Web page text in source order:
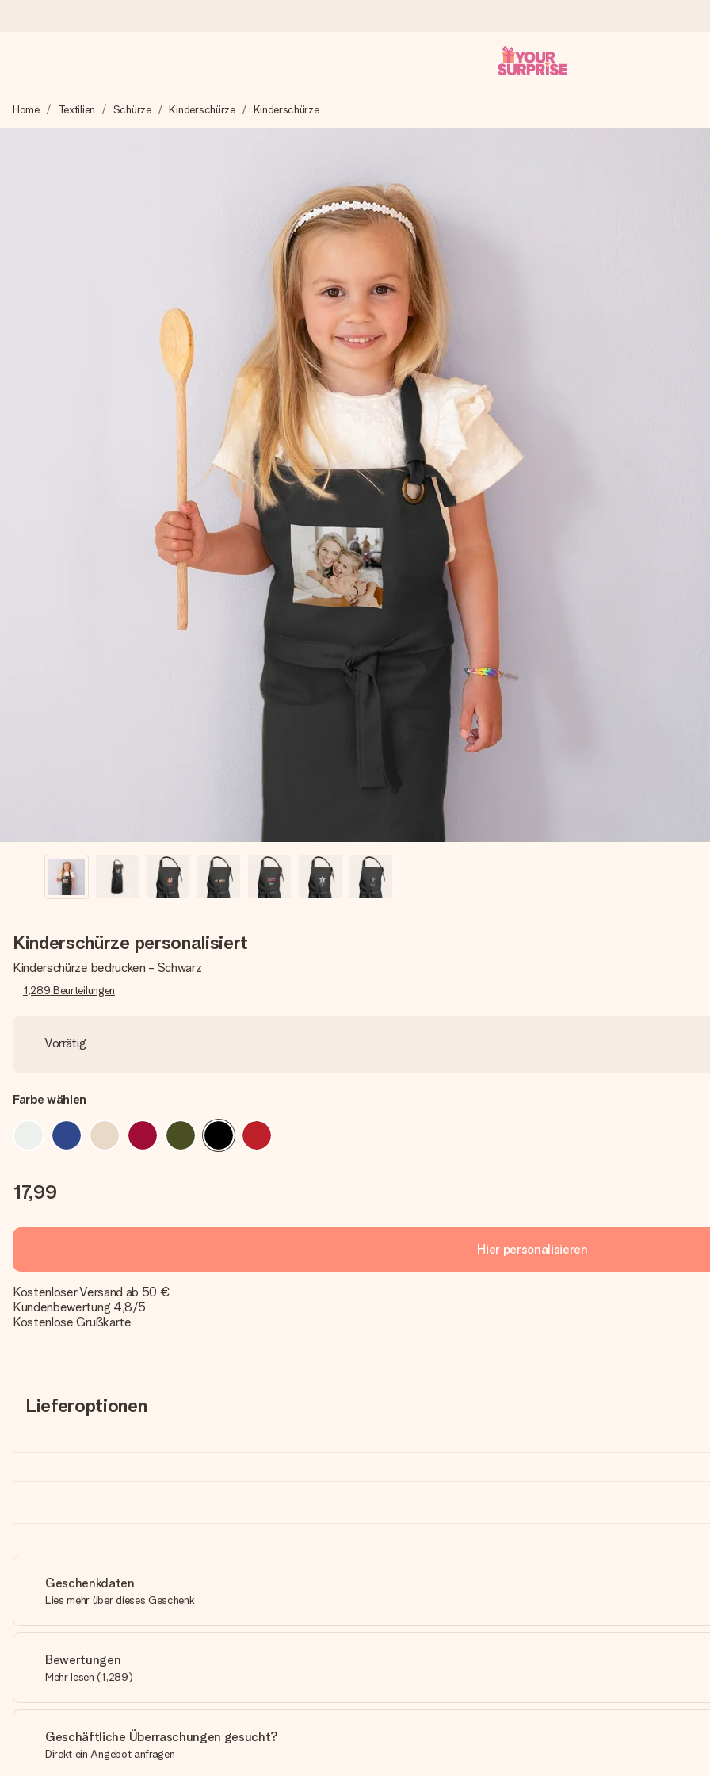
Wir bereiten dein Geschenk sorgfältig vor und schicken es blitzschnell – damit du es genau zum richtigen Zeitpunkt überreichen
zählt.
4,8 (basierend auf +15.000 Bewertungen)
Unsere Geschenke begeistern. Kunden bewerten uns mit 4,8 bei Google Reviews (Gesamtergebnis aller Länder, in die wir
Montag - Freitag : 8:30 - 17:00 Uhr
Samstag - Sonntag : 8:30 - 13:00 Uhr
Home Textilien Schürze Kinderschürze Kinderschürze
Kinderschürze personalisiert
Kinderschürze bedrucken - Schwarz
1,289 Beurteilungen
Vorrätig
Farbe wählen
17,99
Hier personalisieren
Kostenloser Versand ab 50 €
Kundenbewertung 4,8/5
Kostenlose Grußkarte
Lieferoptionen
Geschenkdaten
Lies mehr über dieses Geschenk
Bewertungen
Mehr lesen (1,289)
Geschäftliche Überraschungen gesucht?
Direkt ein Angebot anfragen